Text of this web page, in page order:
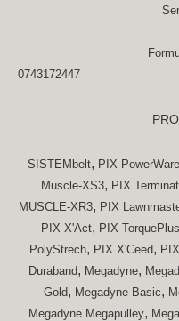
0743172447
SISTEMbelt, PIX PowerWare
Muscle-XS3, PIX
MUSCLE-XR3, PIX
PIX X'Act, PIX TorquePlus
PolyStrech, PIX X'Ceed,
Duraband, Megadyne,
Gold, Megadyne Basic,
Megadyne Megapulley,